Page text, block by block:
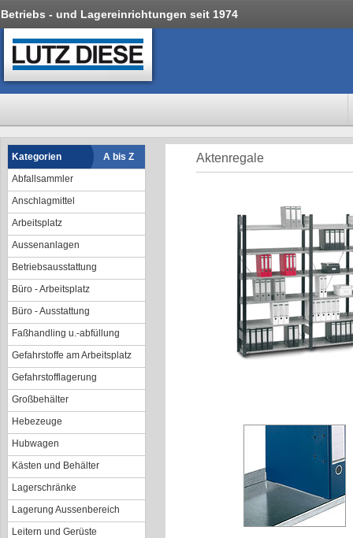
Betriebs - und Lagereinrichtungen seit 1974
Kategorien
A bis Z
Abfallsammler
Anschlagmittel
Arbeitsplatz
Aussenanlagen
Betriebsausstattung
Büro - Arbeitsplatz
Büro - Ausstattung
Faßhandling u.-abfüllung
Gefahrstoffe am Arbeitsplatz
Gefahrstofflagerung
Großbehälter
Hebezeuge
Hubwagen
Kästen und Behälter
Lagerschränke
Lagerung Aussenbereich
Leitern und Gerüste
Aktenregale